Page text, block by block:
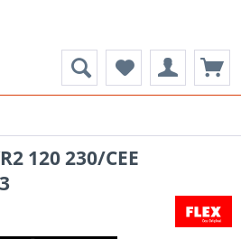
120 230/CEE